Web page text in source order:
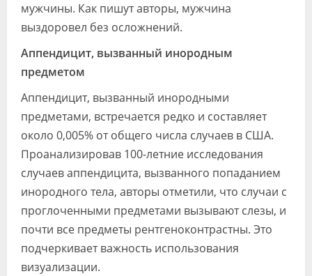
мужчины. Как пишут авторы, мужчина
выздоровел без осложнений.
Аппендицит, вызванный инородным
предметом
Аппендицит, вызванный инородными
предметами, встречается редко и составляет
около 0,005% от общего числа случаев в США.
Проанализировав 100-летние исследования
случаев аппендицита, вызванного попаданием
инородного тела, авторы отметили, что случаи с
проглоченными предметами вызывают слезы, и
почти все предметы рентгеноконтрастны. Это
подчеркивает важность использования
визуализации.